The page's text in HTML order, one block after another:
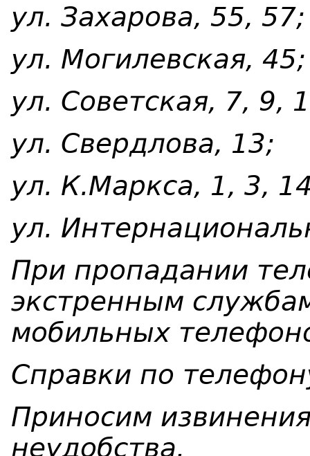
ул. Захарова, 55, 57;
ул. Могилевская, 45;
ул. Советская, 7, 9,
ул. Свердлова, 13;
ул. К.Маркса, 1, 3,
ул.
При пропадании
экстренным
мобильных
Справки по
Приносим
неудобства.